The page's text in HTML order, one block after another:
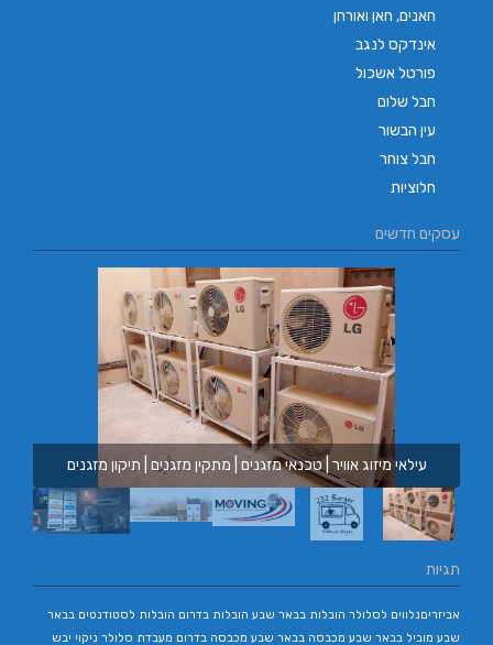
חאנים, חאן ואורחן
אינדקס לנגב
פורטל אשכול
חבל שלום
עין הבשור
חבל צוחר
חלוציות
עסקים חדשים
עילאי מיזוג אוויר | טכנאי מזגנים | מתקין מזגנים | תיקון מזגנים
תגיות
אביזריםנלווים לסלולר הובלות בבאר שבע הובלות בדרום הובלות לסטודנטים בבאר
שבע מוביל בבאר שבע מכבסה בבאר שבע מכבסה בדרום מעבדת סלולר ניקוי יבש